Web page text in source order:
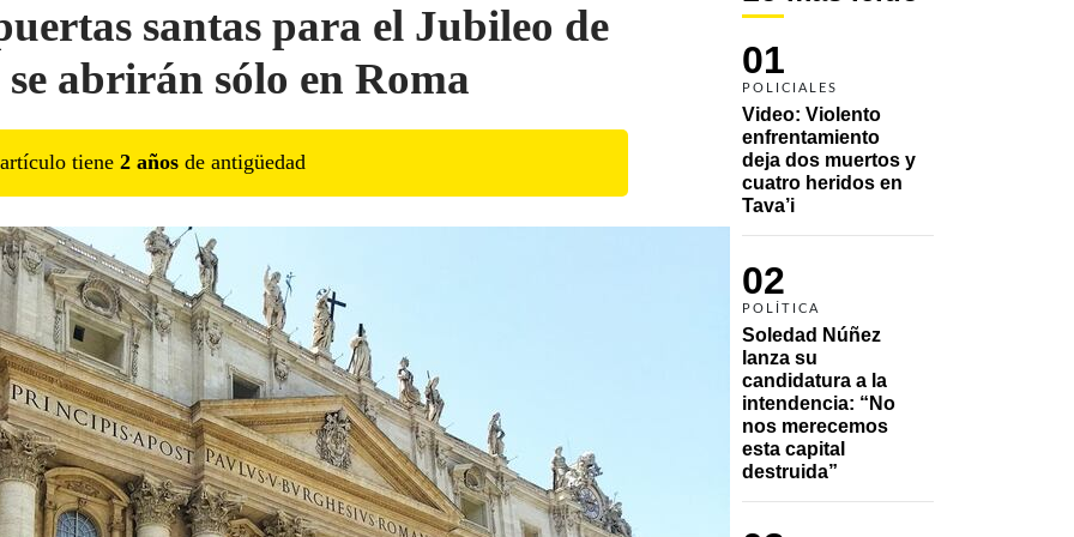
01
POLICIALES
Video: Violento
enfrentamiento
deja dos muertos y
cuatro heridos en
Tava’i
02
POLÍTICA
Soledad Núñez
lanza su
candidatura a la
intendencia: “No
nos merecemos
esta capital
destruida”
santas para el Jubileo de
se abrirán sólo en Roma
tiene 2 años de antigüedad